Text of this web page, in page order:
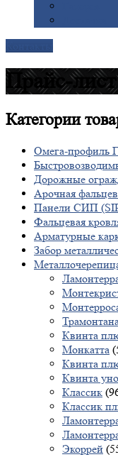
Прайс-лист
Категории
Омега-профиль
Дорожные
Арочная
Панели СИП
Фальцевая
Арматурные
Забор
Трамонтана
Квинта
Монкатта
Квинта
Квинта уно
Классик
Классик
Экоррей